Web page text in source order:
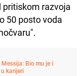
pritiskom razvoja
50 posto voda
Bio mu je i
karijeri